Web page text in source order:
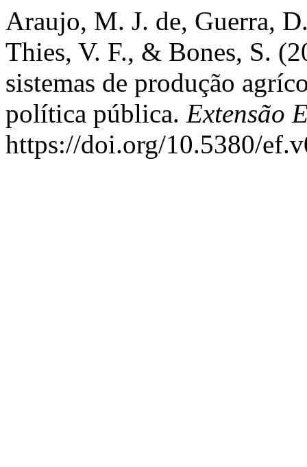
Araujo, M. J. de, Guerra,
Thies, V. F., & Bones, S.
sistemas de produção
política pública. Extensão
https://doi.org/10.5380/